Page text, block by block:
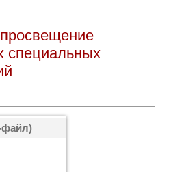
специальных
файл)